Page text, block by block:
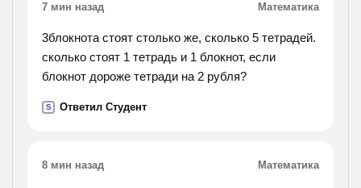
7 мин назад Математика
3блокнота стоят столько же, сколько 5 тетрадей.
сколько стоят 1 тетрадь и 1 блокнот, если
блокнот дороже тетради на 2 рубля?
S Ответил Студент
8 мин назад Математика